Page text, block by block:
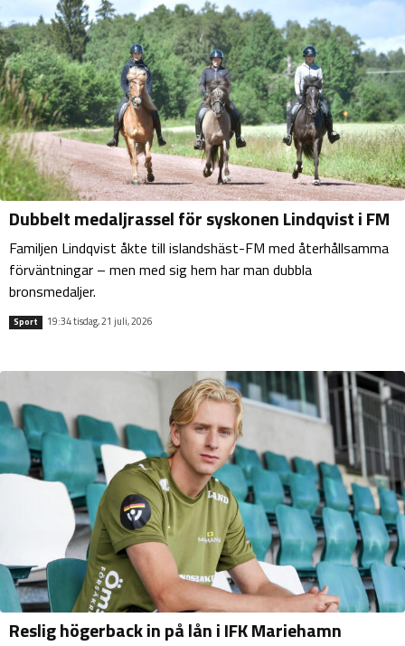
Dubbelt medaljrassel för syskonen Lindqvist i FM
Familjen Lindqvist åkte till islandshäst-FM med återhållsamma
förväntningar – men med sig hem har man dubbla
bronsmedaljer.
Sport 19:34 tisdag, 21 juli, 2026
Reslig högerback in på lån i IFK Mariehamn